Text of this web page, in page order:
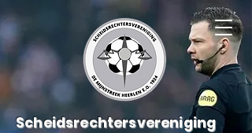
Scheidsrechtersvereniging